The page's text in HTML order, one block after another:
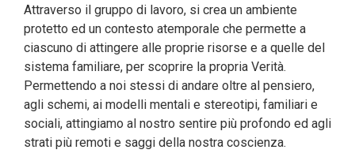
Attraverso il gruppo di lavoro, si crea un ambiente
protetto ed un contesto atemporale che permette a
ciascuno di attingere alle proprie risorse e a quelle del
sistema familiare, per scoprire la propria Verità.
Permettendo a noi stessi di andare oltre al pensiero,
agli schemi, ai modelli mentali e stereotipi, familiari e
sociali, attingiamo al nostro sentire più profondo ed agli
strati più remoti e saggi della nostra coscienza.